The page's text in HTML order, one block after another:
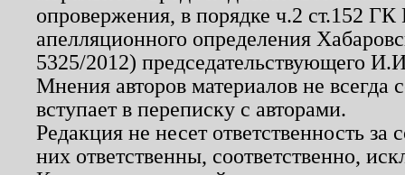
опровержения, в порядке ч.2 ст.152
апелляционного определения
5325/2012) председательствующего
Мнения авторов материалов не
вступает в переписку с авторами.
Редакция не несет ответственность
них ответственны, соответственно,